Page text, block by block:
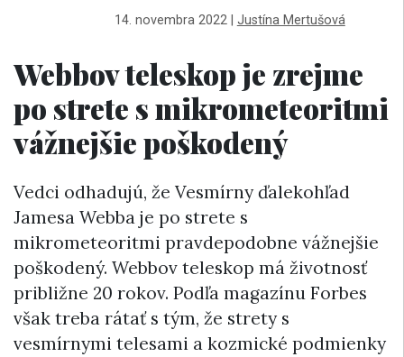
14. novembra 2022| Justína Mertušová
Webbov teleskop je zrejme
po strete s mikrometeoritmi
vážnejšie poškodený
Vedci odhadujú, že Vesmírny ďalekohľad
Jamesa Webba je po strete s
mikrometeoritmi pravdepodobne vážnejšie
poškodený. Webbov teleskop má životnosť
približne 20 rokov. Podľa magazínu Forbes
však treba rátať s tým, že strety s
vesmírnymi telesami a kozmické podmienky